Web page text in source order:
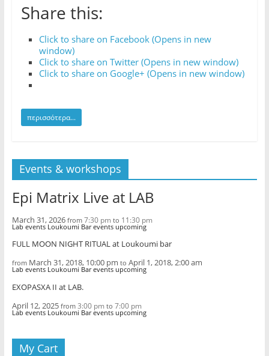
Share this:
Click to share on Facebook (Opens in new
window)
Click to share on Twitter (Opens in new window)
Click to share on Google+ (Opens in new window)
περισσότερα...
Events & workshops
Epi Matrix Live at LAB
March 31, 2026 from 7:30 pm to 11:30 pm
Lab events Loukoumi Bar events upcoming
FULL MOON NIGHT RITUAL at Loukoumi bar
from March 31, 2018, 10:00 pm to April 1, 2018, 2:00 am
Lab events Loukoumi Bar events upcoming
EXOPASXA II at LAB.
April 12, 2025 from 3:00 pm to 7:00 pm
Lab events Loukoumi Bar events upcoming
My Cart